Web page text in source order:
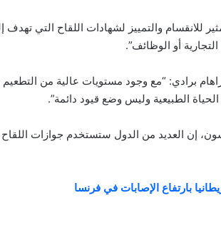
للانقسام والتمييز لشهادات اللقاح التي تهدف
أو الوظائف”.
برادي: “مع وجود مستويات عالية من التطعيم
الطبيعية وليس وضع قيود دائمة”.
إن العديد من الدول ستستخدم جوازات
بارتفاع الإصابات في فرنسا